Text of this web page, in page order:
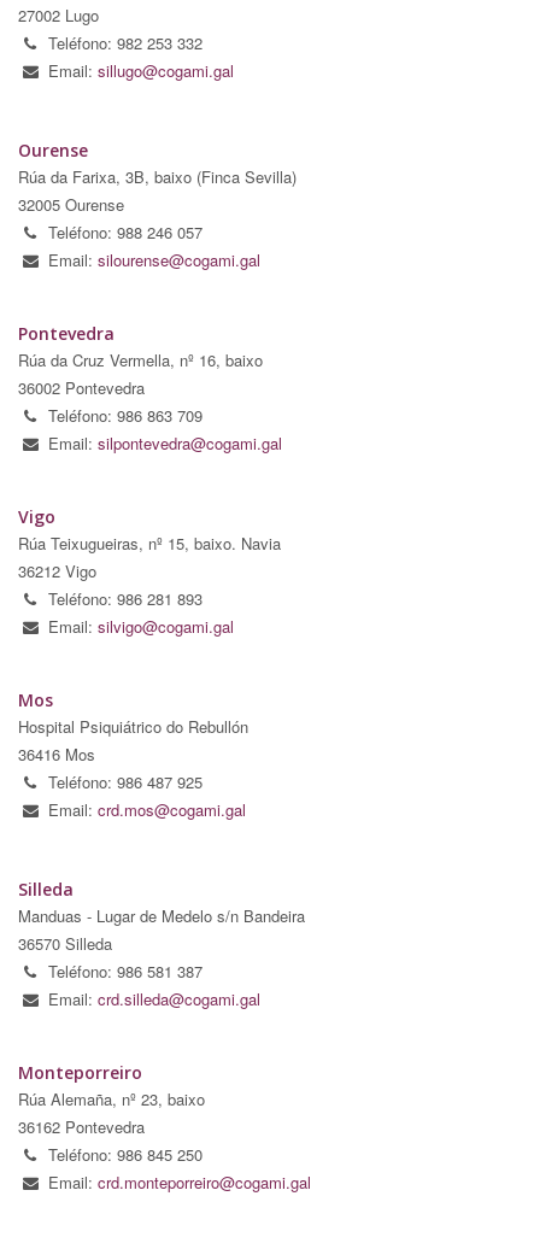
27002 Lugo
Teléfono: 982 253 332
Email: sillugo@cogami.gal
Ourense
Rúa da Farixa, 3B, baixo (Finca Sevilla)
32005 Ourense
Teléfono: 988 246 057
Email: silourense@cogami.gal
Pontevedra
Rúa da Cruz Vermella, nº 16, baixo
36002 Pontevedra
Teléfono: 986 863 709
Email: silpontevedra@cogami.gal
Vigo
Rúa Teixugueiras, nº 15, baixo. Navia
36212 Vigo
Teléfono: 986 281 893
Email: silvigo@cogami.gal
Mos
Hospital Psiquiátrico do Rebullón
36416 Mos
Teléfono: 986 487 925
Email: crd.mos@cogami.gal
Silleda
Manduas - Lugar de Medelo s/n Bandeira
36570 Silleda
Teléfono: 986 581 387
Email: crd.silleda@cogami.gal
Monteporreiro
Rúa Alemaña, nº 23, baixo
36162 Pontevedra
Teléfono: 986 845 250
Email: crd.monteporreiro@cogami.gal